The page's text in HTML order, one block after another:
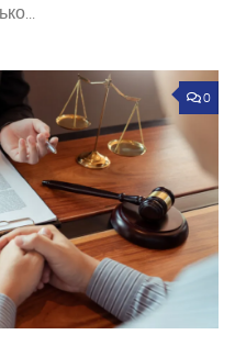
0